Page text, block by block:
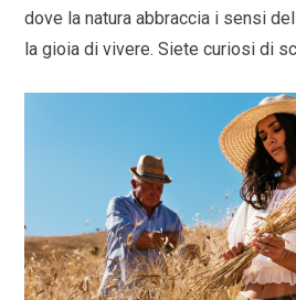
dove la natura abbraccia i sensi
la gioia di vivere. Siete curiosi di